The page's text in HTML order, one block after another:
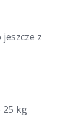
z
25 kg